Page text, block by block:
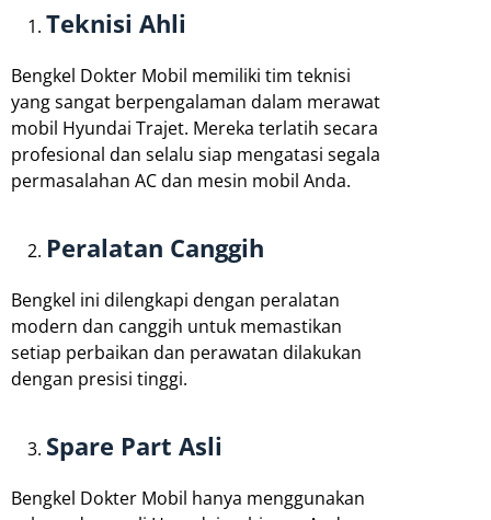
Teknisi Ahli
Bengkel Dokter Mobil memiliki tim teknisi
yang sangat berpengalaman dalam merawat
mobil Hyundai Trajet. Mereka terlatih secara
profesional dan selalu siap mengatasi segala
permasalahan AC dan mesin mobil Anda.
Peralatan Canggih
Bengkel ini dilengkapi dengan peralatan
modern dan canggih untuk memastikan
setiap perbaikan dan perawatan dilakukan
dengan presisi tinggi.
Spare Part Asli
Bengkel Dokter Mobil hanya menggunakan